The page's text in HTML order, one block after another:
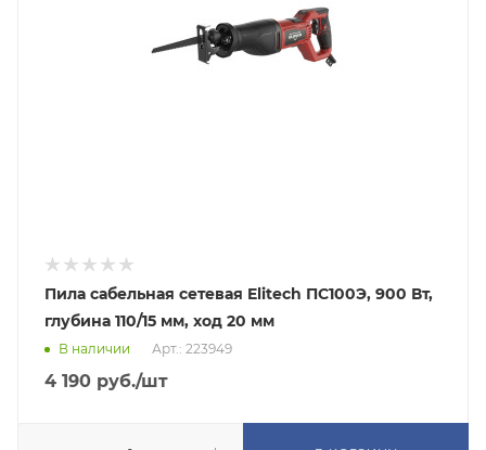
Пила сабельная сетевая Elitech ПС100Э, 900 Вт,
глубина 110/15 мм, ход 20 мм
В наличии Арт.: 223949
4 190 руб./шт